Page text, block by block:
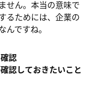
せん。本当の意味で
るためには、企業の
ですね。
認
認しておきたいこと